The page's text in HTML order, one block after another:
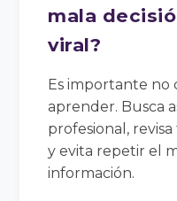
mala
viral?
Es importante no
aprender. Busca
profesional,
y evita repetir el
información.